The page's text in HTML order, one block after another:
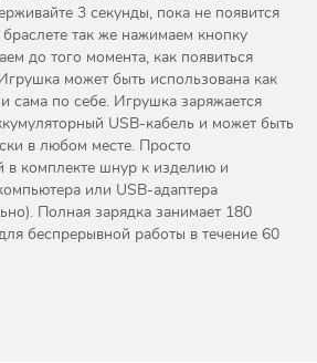
3 секунды, пока не появится
так же нажимаем кнопку
до того момента, как появиться
может быть использована как
и сама по себе. Игрушка заряжается
USB-кабель и может быть
в любом месте. Просто
в комплекте шнур к изделию и
или USB-адаптера
Полная зарядка занимает 180
беспрерывной работы в течение 60